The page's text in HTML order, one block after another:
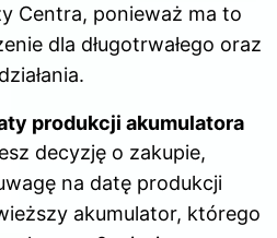
Centra, ponieważ ma to
dla długotrwałego oraz
produkcji akumulatora
decyzję o zakupie,
na datę produkcji
akumulator, którego